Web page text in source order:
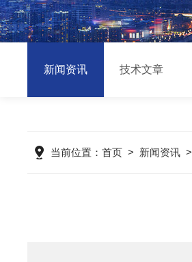
新闻资讯 技术文章
当前位置：首页 > 新闻资讯